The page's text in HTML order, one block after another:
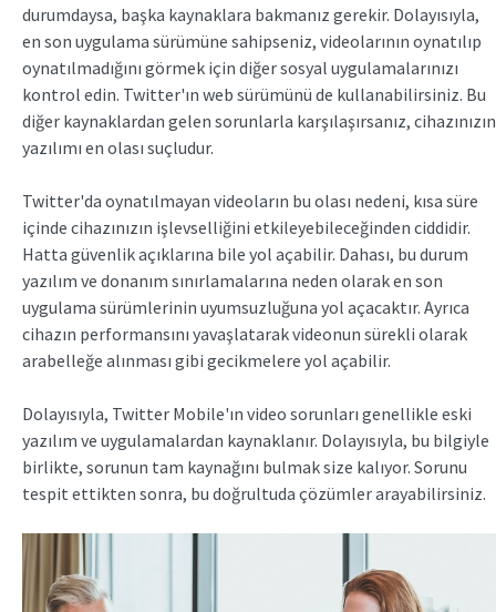
durumdaysa, başka kaynaklara bakmanız gerekir. Dolayısıyla,
en son uygulama sürümüne sahipseniz, videolarının oynatılıp
oynatılmadığını görmek için diğer sosyal uygulamalarınızı
kontrol edin. Twitter'ın web sürümünü de kullanabilirsiniz. Bu
diğer kaynaklardan gelen sorunlarla karşılaşırsanız, cihazınızın
yazılımı en olası suçludur.
Twitter'da oynatılmayan videoların bu olası nedeni, kısa süre
içinde cihazınızın işlevselliğini etkileyebileceğinden ciddidir.
Hatta güvenlik açıklarına bile yol açabilir. Dahası, bu durum
yazılım ve donanım sınırlamalarına neden olarak en son
uygulama sürümlerinin uyumsuzluğuna yol açacaktır. Ayrıca
cihazın performansını yavaşlatarak videonun sürekli olarak
arabelleğe alınması gibi gecikmelere yol açabilir.
Dolayısıyla, Twitter Mobile'ın video sorunları genellikle eski
yazılım ve uygulamalardan kaynaklanır. Dolayısıyla, bu bilgiyle
birlikte, sorunun tam kaynağını bulmak size kalıyor. Sorunu
tespit ettikten sonra, bu doğrultuda çözümler arayabilirsiniz.